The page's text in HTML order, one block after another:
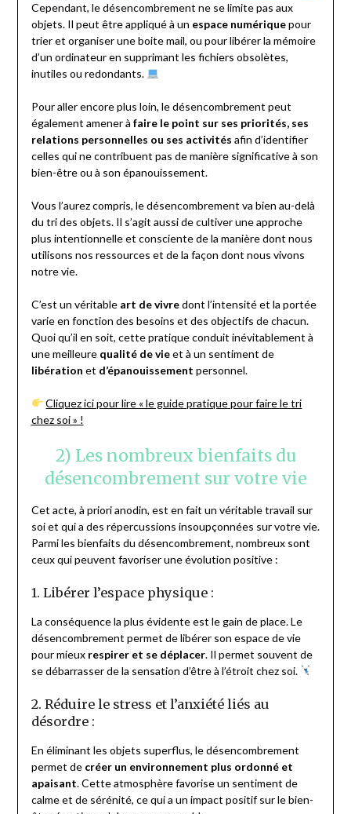
Cependant, le désencombrement ne se limite pas aux
objets. Il peut être appliqué à un espace numériquepour
trier et organiser une boite mail, ou pour libérer la mémoire
d’un ordinateur en supprimant les fichiers obsolètes,
inutiles ou redondants.
Pour aller encore plus loin, le désencombrement peut
également amener à faire le point sur ses priorités, ses
relations personnelles ou ses activités afin d’identifier
celles qui ne contribuent pas de manière significative à son
bien-être ou à son épanouissement.
Vous l’aurez compris, le désencombrement va bien au-delà
du tri des objets. Il s’agit aussi de cultiver une approche
plus intentionnelle et consciente de la manière dont nous
utilisons nos ressources et de la façon dont nous vivons
notre vie.
C’est un véritable art de vivredont l’intensité et la portée
varie en fonction des besoins et des objectifs de chacun.
Quoi qu’il en soit, cette pratique conduit inévitablement à
une meilleure qualité de vieet à un sentiment de
libération et d’épanouissement personnel.
Cliquez ici pour lire « le guide pratique pour faire le tri
chez soi » !
2) Les nombreux bienfaits du
désencombrement sur votre vie
Cet acte, à priori anodin, est en fait un véritable travail sur
soi et qui a des répercussions insoupçonnées sur votre vie.
Parmi les bienfaits du désencombrement, nombreux sont
ceux qui peuvent favoriser une évolution positive :
1. Libérer l’espace physique :
La conséquence la plus évidente est le gain de place. Le
désencombrement permet de libérer son espace de vie
pour mieux respirer et se déplacer. Il permet souvent de
se débarrasser de la sensation d’être à l’étroit chez soi.
2. Réduire le stress et l’anxiété liés au
désordre :
En éliminant les objets superflus, le désencombrement
permet de créer un environnement plus ordonné et
apaisant. Cette atmosphère favorise un sentiment de
calme et de sérénité, ce qui a un impact positif sur le bien-